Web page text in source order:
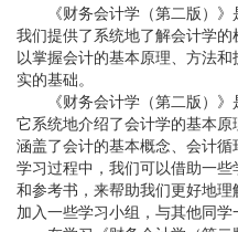
《财务会计学（第二版）
我们提供了系统地了解会计学
以掌握会计的基本原理、方法
实的基础。
《财务会计学（第二版）
它系统地介绍了会计学的基本原
涵盖了会计的基本概念、会计
学习过程中，我们可以借助一
和参考书，来帮助我们更好地
加入一些学习小组，与其他同学